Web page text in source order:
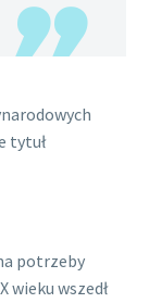
tytuł
potrzeby
wieku wszedł